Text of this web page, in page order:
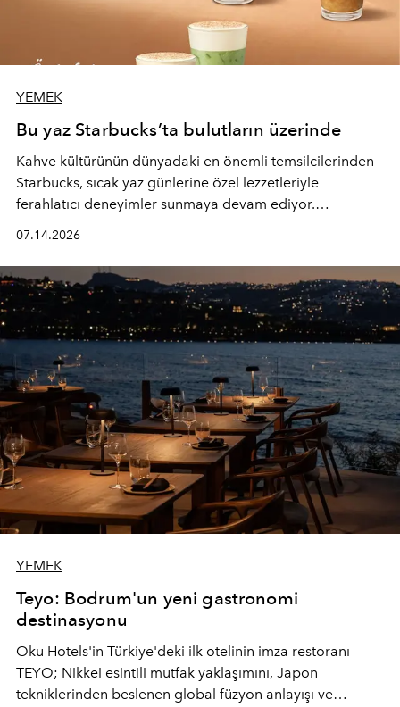
YEMEK
Bu yaz Starbucks’ta bulutların üzerinde
Kahve kültürünün dünyadaki en önemli temsilcilerinden
Starbucks, sıcak yaz günlerine özel lezzetleriyle
ferahlatıcı deneyimler sunmaya devam ediyor.
yepyeni Cloud Frappuccino® Blended Beverage çeşitleri
ve yiyecek alternatifleri yazın keyfine lezzet katıyor.
07.14.2026
YEMEK
Teyo: Bodrum'un yeni gastronomi
destinasyonu
Oku Hotels'in Türkiye'deki ilk otelinin imza restoranı
TEYO; Nikkei esintili mutfak yaklaşımını, Japon
tekniklerinden beslenen global füzyon anlayışı ve